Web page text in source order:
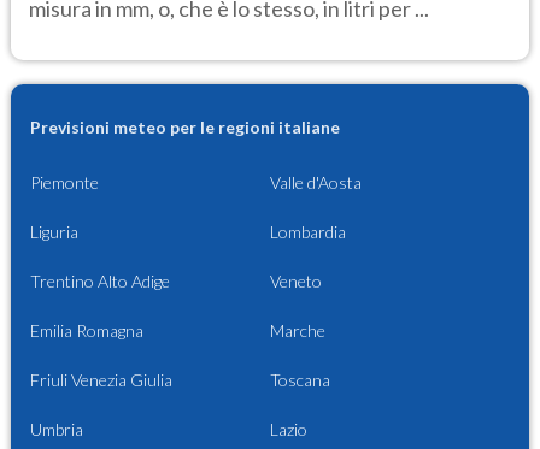
misura in mm, o, che è lo stesso, in litri per ...
Previsioni meteo per le regioni italiane
Piemonte Valle d'Aosta
Liguria Lombardia
Trentino Alto Adige Veneto
Emilia Romagna Marche
Friuli Venezia Giulia Toscana
Umbria Lazio